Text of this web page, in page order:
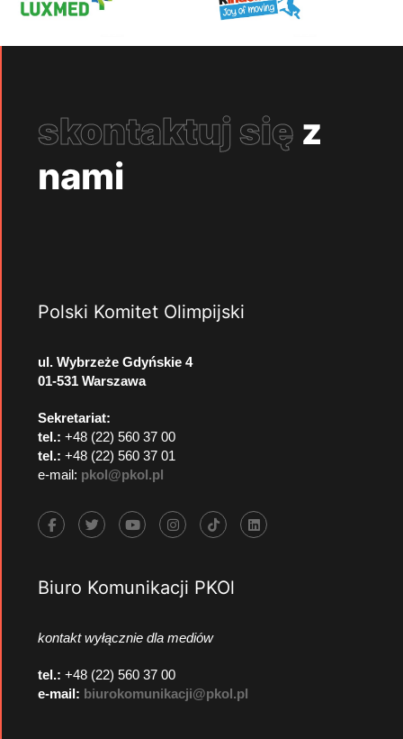
skontaktuj się z
nami
Polski Komitet Olimpijski
ul. Wybrzeże Gdyńskie 4
01-531 Warszawa
Sekretariat:
tel.: +48 (22) 560 37 00
tel.: +48 (22) 560 37 01
e-mail: pkol@pkol.pl
Biuro Komunikacji PKOl
kontakt wyłącznie dla mediów
tel.: +48 (22) 560 37 00
e-mail: biurokomunikacji@pkol.pl